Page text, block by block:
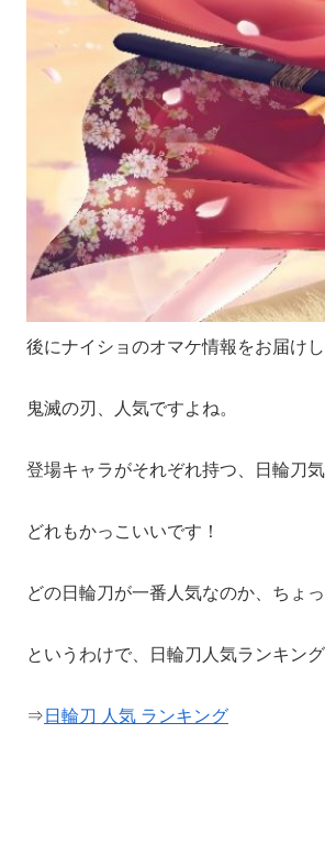
後にナイショのオマケ情報をお届けし
鬼滅の刃、人気ですよね。
登場キャラがそれぞれ持つ、日輪刀
どれもかっこいいです！
どの日輪刀が一番人気なのか、ちょ
というわけで、日輪刀人気ランキング
⇒ 日輪刀 人気 ランキング